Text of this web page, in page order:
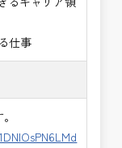
、基本的に
仕事